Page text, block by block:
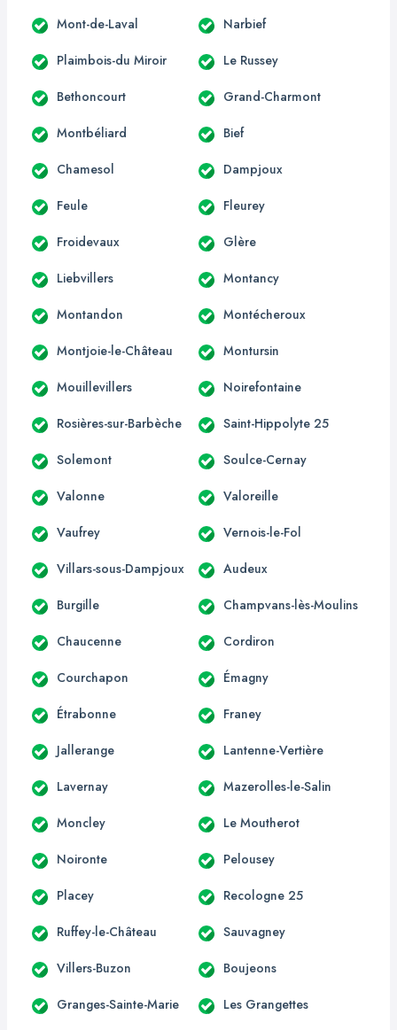
Mont-de-Laval Narbief
Plaimbois-du Miroir Le Russey
Bethoncourt Grand-Charmont
Montbéliard Bief
Chamesol Dampjoux
Feule Fleurey
Froidevaux Glère
Liebvillers Montancy
Montandon Montécheroux
Montjoie-le-Château Montursin
Mouillevillers Noirefontaine
Rosières-sur-Barbèche Saint-Hippolyte 25
Solemont Soulce-Cernay
Valonne Valoreille
Vaufrey Vernois-le-Fol
Villars-sous-Dampjoux Audeux
Burgille Champvans-lès-Moulins
Chaucenne Cordiron
Courchapon Émagny
Étrabonne Franey
Jallerange Lantenne-Vertière
Lavernay Mazerolles-le-Salin
Moncley Le Moutherot
Noironte Pelousey
Placey Recologne 25
Ruffey-le-Château Sauvagney
Villers-Buzon Boujeons
Granges-Sainte-Marie Les Grangettes